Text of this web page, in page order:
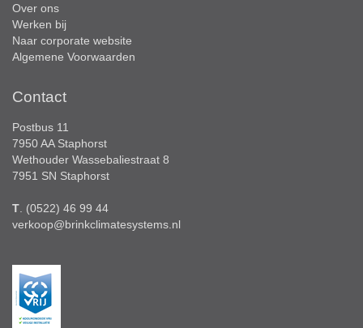
Over ons
Werken bij
Naar corporate website
Algemene Voorwaarden
Contact
Postbus 11
7950 AA Staphorst
Wethouder Wassebaliestraat 8
7951 SN Staphorst
T . (0522) 46 99 44
verkoop@brinkclimatesystems.nl